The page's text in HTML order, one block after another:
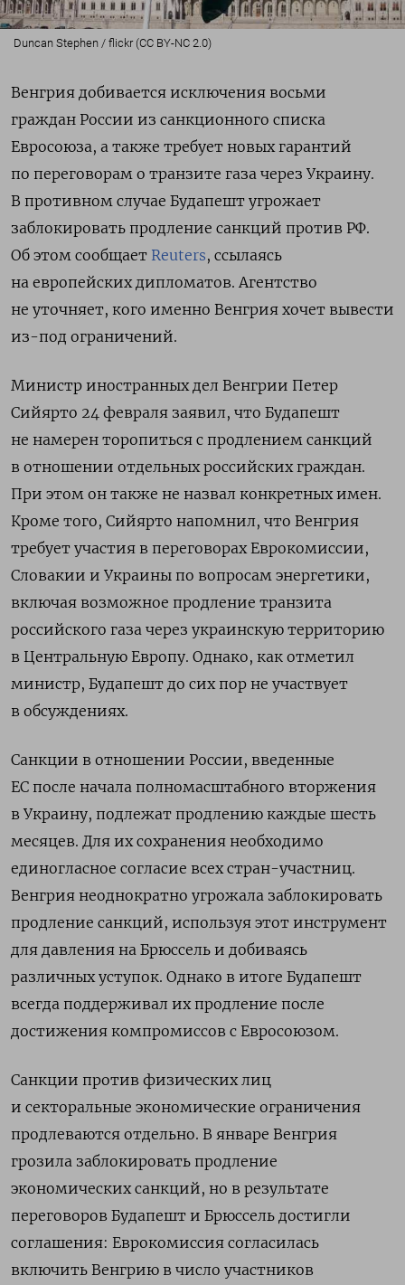
Duncan Stephen / flickr (CC BY-NC 2.0)
Венгрия добивается исключения восьми
граждан России из санкционного списка
Евросоюза, а также требует новых гарантий
по переговорам о транзите газа через Украину.
В противном случае Будапешт угрожает
заблокировать продление санкций против РФ.
Об этом сообщает Reuters, ссылаясь
на европейских дипломатов. Агентство
не уточняет, кого именно Венгрия хочет вывести
из-под ограничений.
Министр иностранных дел Венгрии Петер
Сийярто 24 февраля заявил, что Будапешт
не намерен торопиться с продлением санкций
в отношении отдельных российских граждан.
При этом он также не назвал конкретных имен.
Кроме того, Сийярто напомнил, что Венгрия
требует участия в переговорах Еврокомиссии,
Словакии и Украины по вопросам энергетики,
включая возможное продление транзита
российского газа через украинскую территорию
в Центральную Европу. Однако, как отметил
министр, Будапешт до сих пор не участвует
в обсуждениях.
Санкции в отношении России, введенные
ЕС после начала полномасштабного вторжения
в Украину, подлежат продлению каждые шесть
месяцев. Для их сохранения необходимо
единогласное согласие всех стран-участниц.
Венгрия неоднократно угрожала заблокировать
продление санкций, используя этот инструмент
для давления на Брюссель и добиваясь
различных уступок. Однако в итоге Будапешт
всегда поддерживал их продление после
достижения компромиссов с Евросоюзом.
Санкции против физических лиц
и секторальные экономические ограничения
продлеваются отдельно. В январе Венгрия
грозила заблокировать продление
экономических санкций, но в результате
переговоров Будапешт и Брюссель достигли
соглашения: Еврокомиссия согласилась
включить Венгрию в число участников